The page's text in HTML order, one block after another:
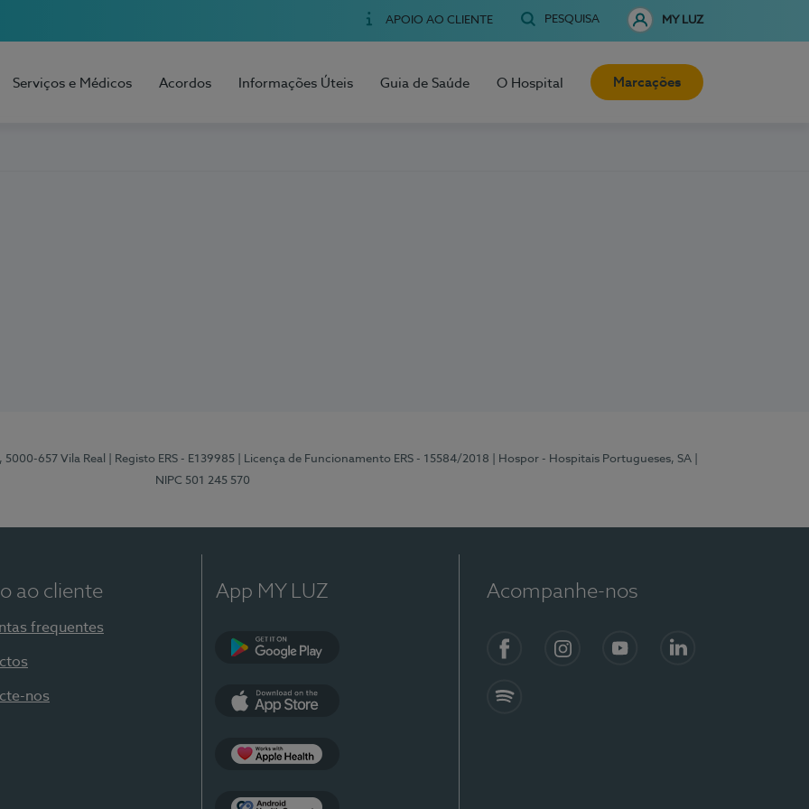
APOIO AO CLIENTE PESQUISA MY LUZ
Serviços e Médicos Acordos Informações Úteis Guia de Saúde O Hospital Marcações
5000-657 Vila Real | Registo ERS - E139985 | Licença de Funcionamento ERS - 15584/2018 | Hospor - Hospitais Portugueses, SA
NIPC 501 245 570
ao cliente
frequentes
nos
App MY LUZ Acompanhe-nos